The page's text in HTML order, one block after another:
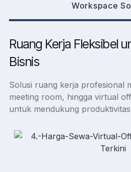
Workspace
Ruang Kerja Fleksibel
Bisnis
Solusi ruang kerja profesional
meeting room, hingga virtual
untuk mendukung